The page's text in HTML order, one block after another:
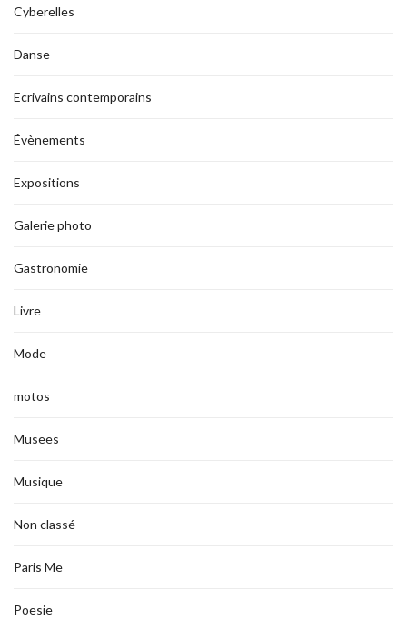
Cyberelles
Danse
Ecrivains contemporains
Évènements
Expositions
Galerie photo
Gastronomie
Livre
Mode
motos
Musees
Musique
Non classé
Paris Me
Poesie